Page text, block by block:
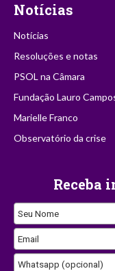
Notícias
Notícias
Resoluções e notas
PSOL na Câmara
Fundação Lauro
Marielle Franco
Observatório da crise
Receba
Seu Nome
Email
Whatsapp (opcional)